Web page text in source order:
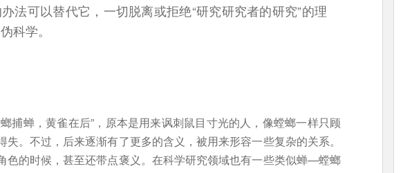
法可以替代它，一切脱离或拒绝“研究研究者的研究”的理
科学。
捕蝉，黄雀在后”，原本是用来讽刺鼠目寸光的人，像螳螂一样只顾
失。不过，后来逐渐有了更多的含义，被用来形容一些复杂的关系。
色的时候，甚至还带点褒义。在科学研究领域也有一些类似蝉—螳螂